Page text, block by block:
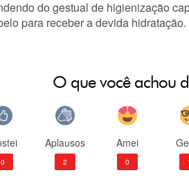
do gestual de higienização
para receber a devida
O que você achou
0
Aplausos
2
Amei
0